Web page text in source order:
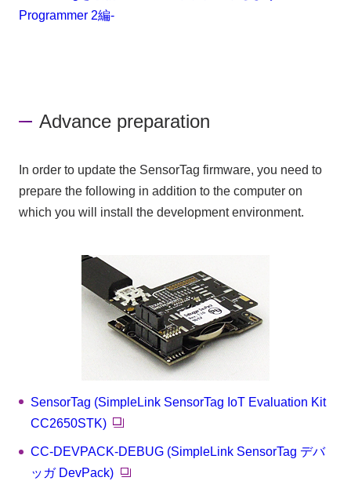
Programmer 2編-
Advance preparation
In order to update the SensorTag firmware, you need to
prepare the following in addition to the computer on
which you will install the development environment.
SensorTag (SimpleLink SensorTag IoT Evaluation Kit
CC2650STK)
CC-DEVPACK-DEBUG (SimpleLink SensorTag デバ
ッガ DevPack)